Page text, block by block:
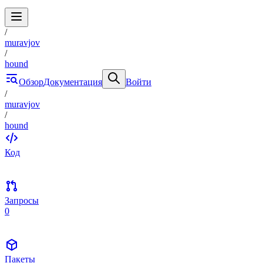
/
muravjov
/
hound
ОбзорДокументация
Войти
/
muravjov
/
hound
Код
Запросы
0
Пакеты